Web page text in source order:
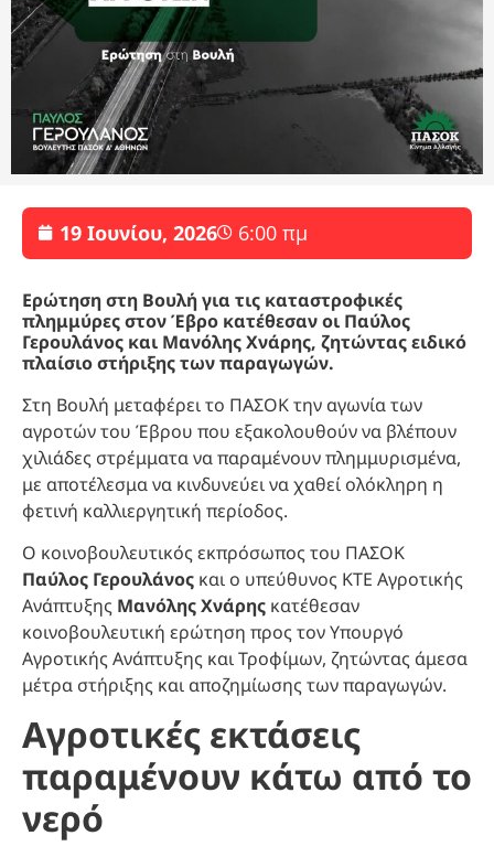
19 Ιουνίου, 2026 6:00 πμ
Ερώτηση στη Βουλή για τις καταστροφικές
πλημμύρες στον Έβρο κατέθεσαν οι Παύλος
Γερουλάνος και Μανόλης Χνάρης, ζητώντας ειδικό
πλαίσιο στήριξης των παραγωγών.
Στη Βουλή μεταφέρει το ΠΑΣΟΚ την αγωνία των
αγροτών του Έβρου που εξακολουθούν να βλέπουν
χιλιάδες στρέμματα να παραμένουν πλημμυρισμένα,
με αποτέλεσμα να κινδυνεύει να χαθεί ολόκληρη η
φετινή καλλιεργητική περίοδος.
Ο κοινοβουλευτικός εκπρόσωπος του ΠΑΣΟΚ
Παύλος Γερουλάνος και ο υπεύθυνος ΚΤΕ Αγροτικής
Ανάπτυξης Μανόλης Χνάρης κατέθεσαν
κοινοβουλευτική ερώτηση προς τον Υπουργό
Αγροτικής Ανάπτυξης και Τροφίμων, ζητώντας άμεσα
μέτρα στήριξης και αποζημίωσης των παραγωγών.
Αγροτικές εκτάσεις
παραμένουν κάτω από το
νερό